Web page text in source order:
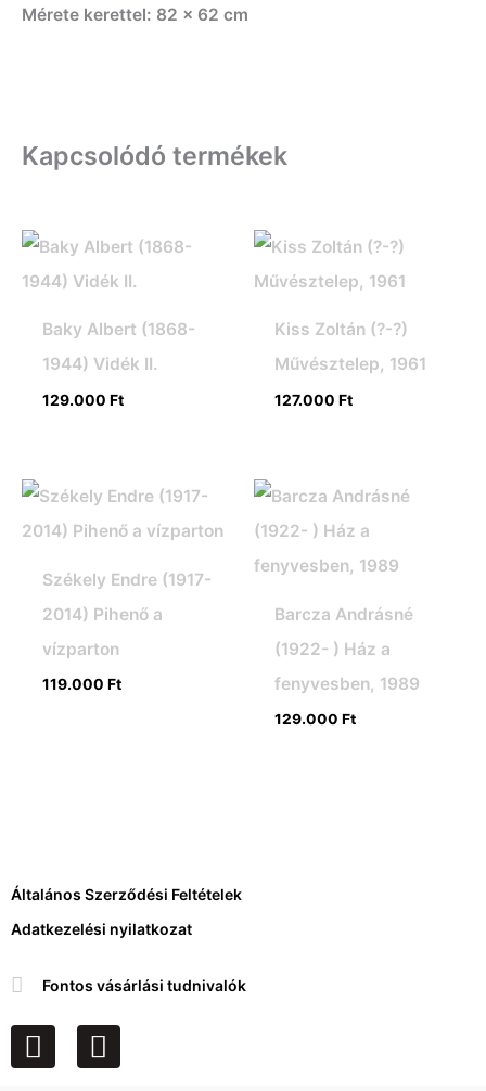
Mérete kerettel: 82 x 62 cm
Kapcsolódó termékek
Baky Albert (1868-
1944) Vidék II.
129.000 Ft
Kiss Zoltán (?-?)
Művésztelep, 1961
127.000 Ft
Székely Endre (1917-
2014) Pihenő a
vízparton
119.000 Ft
Barcza Andrásné
(1922- ) Ház a
fenyvesben, 1989
129.000 Ft
Általános Szerződési Feltételek
Adatkezelési nyilatkozat
Fontos vásárlási tudnivalók
F
a
I
n